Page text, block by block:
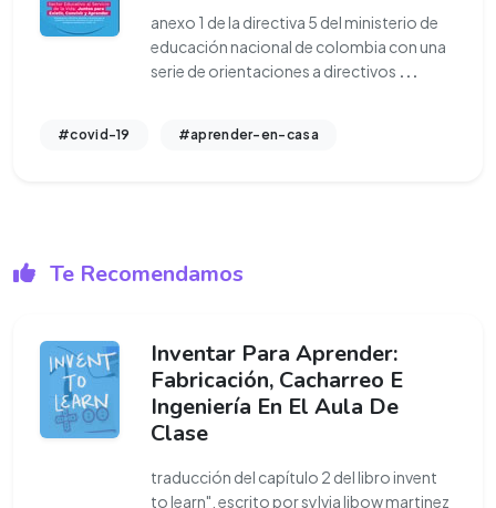
anexo 1 de la directiva 5 del ministerio de
educación nacional de colombia con una
serie de orientaciones a directivos ...
#covid-19 #aprender-en-casa
Te Recomendamos
Inventar Para Aprender:
Fabricación, Cacharreo E
Ingeniería En El Aula De
Clase
traducción del capítulo 2 del libro invent
to learn", escrito por sylvia libow martinez